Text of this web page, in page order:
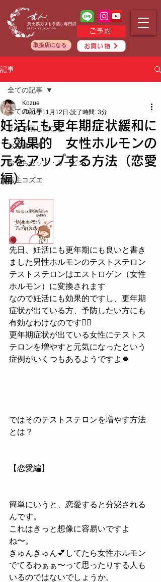
ご予約
お買い物
取扱店になる
記事
全ての記事
よもぎ蒸しのこと
お客様の声
おうちセット・サービス
店主コズエ
全ての記事
妊活にも更年期症状緩和に
も効果的 女性ホルモンの
元をアップする方法（恋愛
編）
Kozue
2021年11月12日 読了時間: 3分
先日、妊活にも更年期にも良いと書き
ました男性ホルモンのテストステロン
テストステロンはエストロゲン（女性
ホルモン）に変換されます
なので妊活にも効果的ですし、更年期
症状が出ている方、予防したい方にも
有効なわけなのです💁‍♀️
更年期症状が出ている女性にテストス
テロンを増やすと元気になったという
症例がいくつもあるようですよ🍀
ではそのテストステロンを増やす方法
とは？
【恋愛編】
簡単にいうと、恋愛すると分泌される
んです。
これはきっと想像に容易いですよ
ね〜。
きゅんきゅん💕してたら女性ホルモン
でてるわぁぁ〜って思ったりする人も
いるのではないでしょうか。